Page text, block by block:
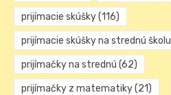
prijímacie skúšky(116)
prijímacie skúšky na strednú školu
prijímačky na strednú (62)
prijímačky z matematiky(21)